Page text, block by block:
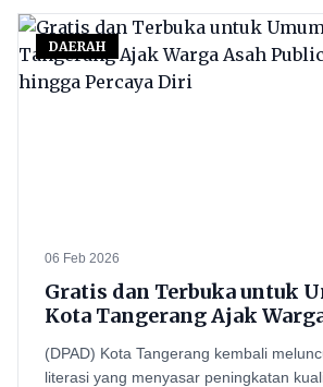
DAERAH
06 Feb 2026
Gratis dan Terbuka untuk
Kota Tangerang Ajak
(DPAD) Kota Tangerang kembali
literasi yang menyasar peningkatan